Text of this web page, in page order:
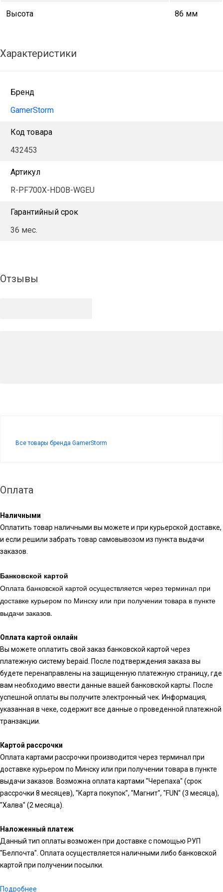
Высота 86 мм
Характеристики
Бренд
GamerStorm
Код товара
432453
Артикул
R-PF700X-HD0B-WGEU
Гарантийный срок
36 мес.
Отзывы
Все товары бренда GamerStorm
Оплата
Наличными
Оплатить товар наличными вы можете и при курьерской доставке,
и если решили забрать товар самовывозом из пункта выдачи
заказов.
Банковской картой
Оплата банковской картой осуществляется через терминал при
доставке курьером по Минску или при получении товара в пункте
выдачи заказов.
Оплата картой онлайн
Вы можете оплатить свой заказ банковской картой через
платежную систему bepaid. После подтверждения заказа вы
будете перенаправлены на защищенную платежную страницу, где
вам необходимо ввести данные вашей банковской карты. После
успешной оплаты вы получите электронный чек. Информация,
указанная в чеке, содержит все данные о проведенной платежной
транзакции.
Картой рассрочки
Оплата картами рассрочки производится через терминал при
доставке курьером по Минску или при получении товара в пункте
выдачи заказов. Возможна оплата картами "Черепаха" (срок
рассрочки 8 месяцев), "Карта покупок", "Магнит", "FUN" (3 месяца),
"Халва" (2 месяца).
Наложенный платеж
Данный тип оплаты возможен при доставке с помощью РУП
"Белпочта". Оплата осуществляется наличными либо банковской
картой при получении посылки.
Подробнее